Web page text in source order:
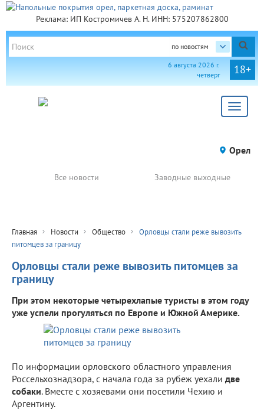
Реклама: ИП Костромичев А. Н. ИНН: 575207862800
по новостям
18+
6 августа 2026 г.
четверг
Toggle
Орел
Все новости Заводные выходные
Главная Новости Общество
Орловцы стали реже вывозить
питомцев за границу
Орловцы стали реже вывозить питомцев за
границу
При этом некоторые четырехлапые туристы в этом году
уже успели прогуляться по Европе и Южной Америке.
По информации орловского областного управления
Россельхознадзора, с начала года за рубеж уехали две
собаки. Вместе с хозяевами они посетили Чехию и
Аргентину.